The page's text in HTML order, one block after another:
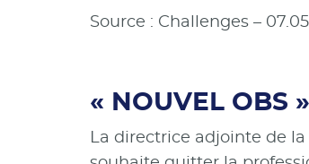
Source : Challenges –
« NOUVEL OBS
La directrice adjointe de